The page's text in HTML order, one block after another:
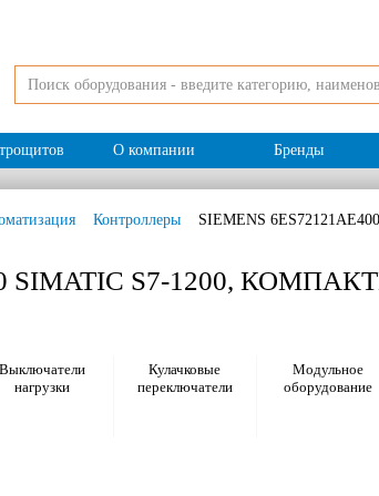
О компании Бренды
Контроллеры SIEMENS
SIMATIC S7-1200,
Выключатели
нагрузки
Кулачковые
переключатели
Модульное
оборудование